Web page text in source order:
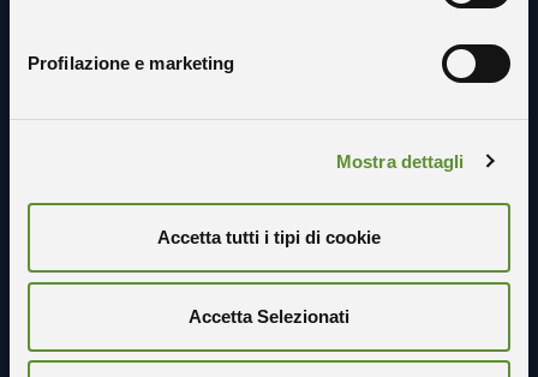
Profilazione e marketing
Mostra dettagli
Accetta tutti i tipi di cookie
Accetta Selezionati